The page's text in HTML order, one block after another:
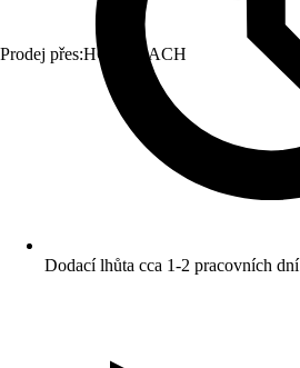
Prodej přes:HORNBACH
Dodací lhůta cca 1-2 pracovních dní